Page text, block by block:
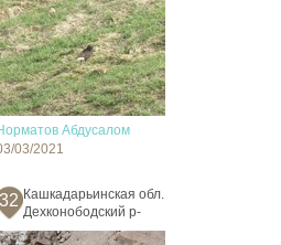
Абдусалом
03/2021
32 Кашкадарьинская обл.
Дехконободский р-